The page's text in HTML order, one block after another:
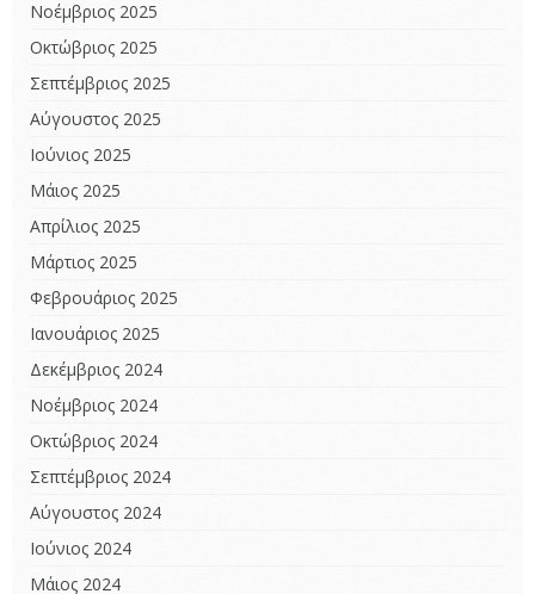
Νοέμβριος 2025
Οκτώβριος 2025
Σεπτέμβριος 2025
Αύγουστος 2025
Ιούνιος 2025
Μάιος 2025
Απρίλιος 2025
Μάρτιος 2025
Φεβρουάριος 2025
Ιανουάριος 2025
Δεκέμβριος 2024
Νοέμβριος 2024
Οκτώβριος 2024
Σεπτέμβριος 2024
Αύγουστος 2024
Ιούνιος 2024
Μάιος 2024